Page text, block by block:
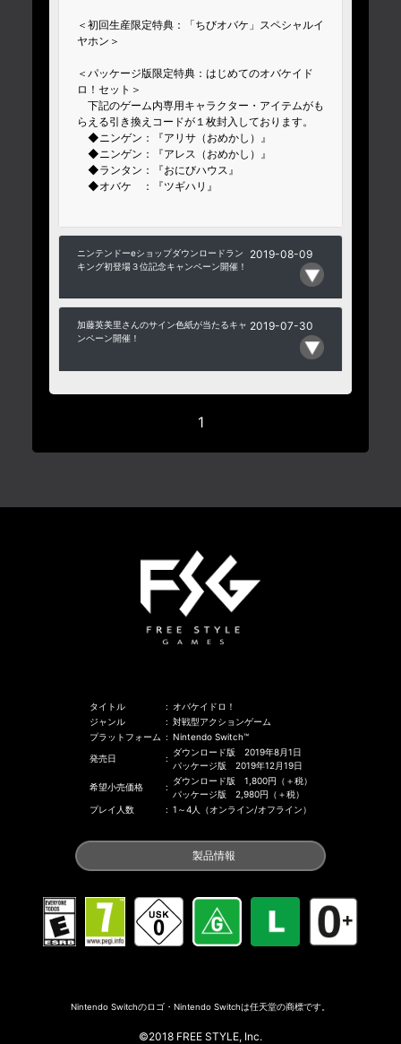
＜初回生産限定特典：「ちびオバケ」スペシャルイ
ヤホン＞
＜パッケージ版限定特典：はじめてのオバケイド
ロ！セット＞
下記のゲーム内専用キャラクター・アイテムがも
らえる引き換えコードが１枚封入しております。
◆ニンゲン：『アリサ（おめかし）』
◆ニンゲン：『アレス（おめかし）』
◆ランタン：『おにびハウス』
◆オバケ ：『ツギハリ』
ニンテンドーeショップダウンロードラン
キング初登場３位記念キャンペーン開催！
2019-08-09
加藤英美里さんのサイン色紙が当たるキャ
ンペーン開催！
2019-07-30
1
タイトル : オバケイドロ！
ジャンル
: 対戦型アクションゲーム
プラットフォーム : Nintendo Switch™
発売日
:
ダウンロード版 2019年8月1日
パッケージ版 2019年12月19日
希望小売価格
:
ダウンロード版 1,800円（＋税）
パッケージ版 2,980円（＋税）
プレイ人数
: 1～4人（オンライン/オフライン）
製品情報
Nintendo Switchのロゴ・Nintendo Switchは任天堂の商標です。
©2018 FREE STYLE, Inc.